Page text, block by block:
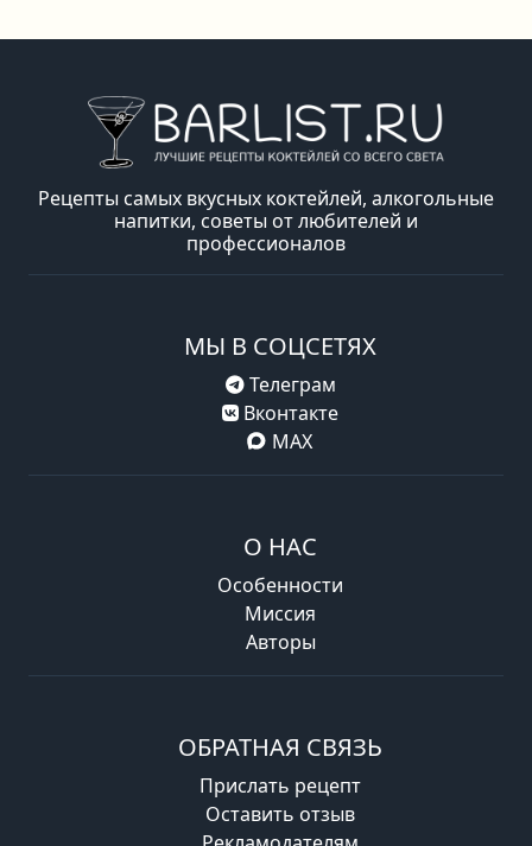
Рецепты самых вкусных коктейлей, алкогольные
напитки, советы от любителей и
профессионалов
МЫ В СОЦСЕТЯХ
Телеграм
Вконтакте
MAX
О НАС
Особенности
Миссия
Авторы
ОБРАТНАЯ СВЯЗЬ
Прислать рецепт
Оставить отзыв